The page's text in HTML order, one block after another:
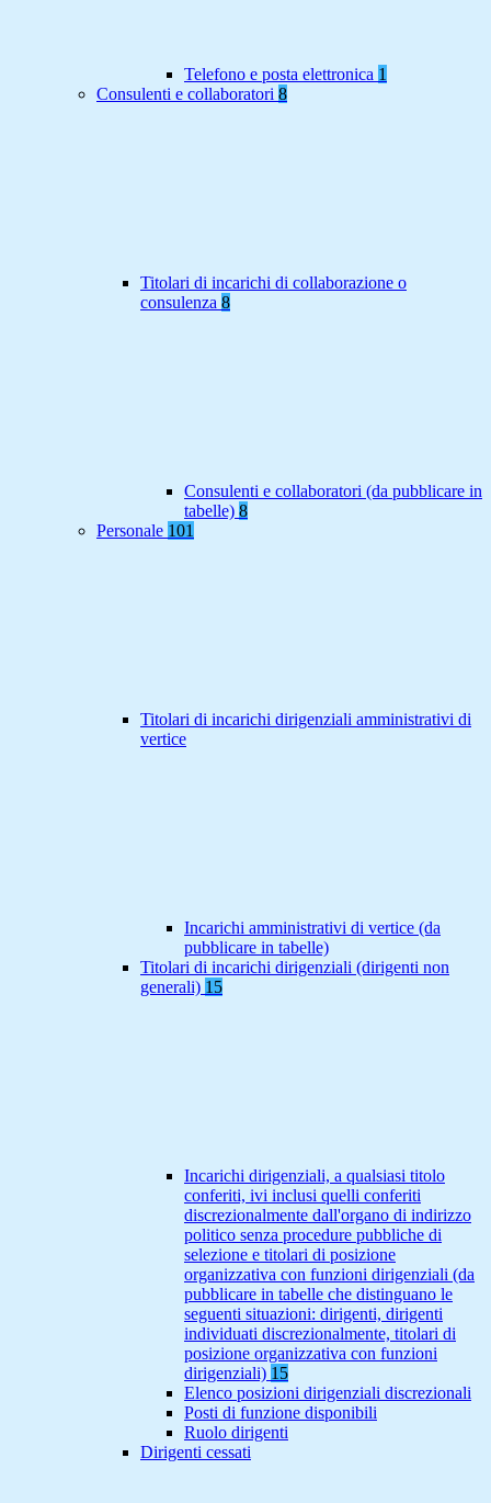
Telefono e posta elettronica 1
Consulenti e collaboratori 8
Titolari di incarichi di collaborazione o
consulenza 8
Consulenti e collaboratori (da pubblicare in
tabelle) 8
Personale 101
Titolari di incarichi dirigenziali amministrativi di
vertice
Incarichi amministrativi di vertice (da
pubblicare in tabelle)
Titolari di incarichi dirigenziali (dirigenti non
generali) 15
Incarichi dirigenziali, a qualsiasi titolo
conferiti, ivi inclusi quelli conferiti
discrezionalmente dall'organo di indirizzo
politico senza procedure pubbliche di
selezione e titolari di posizione
organizzativa con funzioni dirigenziali (da
pubblicare in tabelle che distinguano le
seguenti situazioni: dirigenti, dirigenti
individuati discrezionalmente, titolari di
posizione organizzativa con funzioni
dirigenziali) 15
Elenco posizioni dirigenziali discrezionali
Posti di funzione disponibili
Ruolo dirigenti
Dirigenti cessati